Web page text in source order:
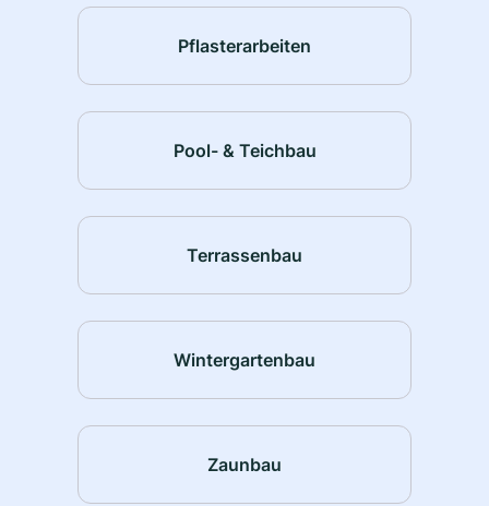
Pflasterarbeiten
Pool- & Teichbau
Terrassenbau
Wintergartenbau
Zaunbau